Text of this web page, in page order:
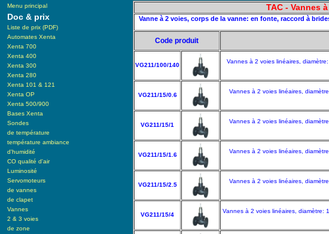
Menu principal
Doc & prix
Liste de prix (PDF)
Automates Xenta
Xenta 700
Xenta 400
Xenta 300
Xenta 280
Xenta 101 & 121
Xenta OP
Xenta 500/900
Bases Xenta
Sondes
de température
température ambiance
d'humidité
CO qualité d'air
Luminosité
Servomoteurs
de vannes
de clapet
Vannes
2 & 3 voies
de zone
TAC - Vannes
Vanne à 2 voies, corps de la vanne: en fonte, raccord à
Code produit
VG211/100/140
Vannes à 2 voies linéaires,
VG211/15/0.6
Vannes à 2 voies linéaires,
VG211/15/1
Vannes à 2 voies linéaires,
VG211/15/1.6
Vannes à 2 voies linéaires,
VG211/15/2.5
Vannes à 2 voies linéaires,
VG211/15/4
Vannes à 2 voies linéaires, diamètre: